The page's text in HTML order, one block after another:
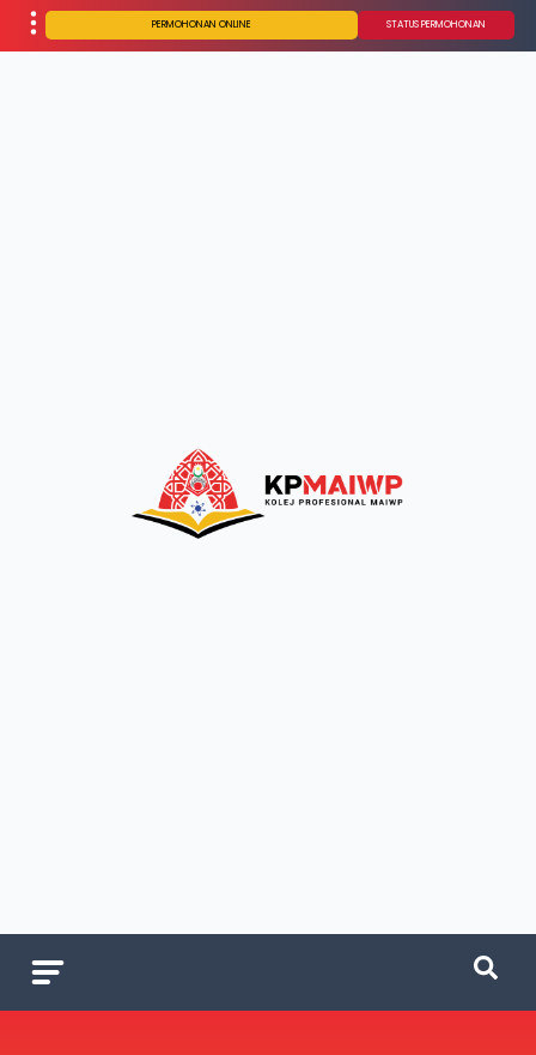
PERMOHONAN ONLINE STATUS PERMOHONAN